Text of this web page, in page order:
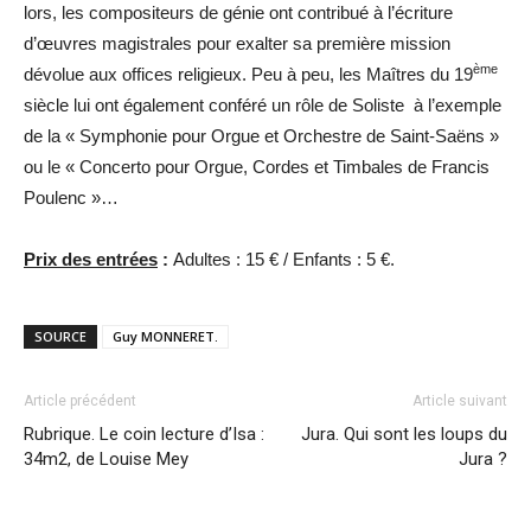
lors, les compositeurs de génie ont contribué à l’écriture
d’œuvres magistrales pour exalter sa première mission
dévolue aux offices religieux. Peu à peu, les Maîtres du 19ème
siècle lui ont également conféré un rôle de Soliste à l’exemple
de la « Symphonie pour Orgue et Orchestre de Saint-Saëns »
ou le « Concerto pour Orgue, Cordes et Timbales de Francis
Poulenc »…
Prix des entrées : Adultes : 15 € / Enfants : 5 €.
SOURCE Guy MONNERET.
Article précédent
Rubrique. Le coin lecture d’Isa :
34m2, de Louise Mey
Article suivant
Jura. Qui sont les loups du
Jura ?